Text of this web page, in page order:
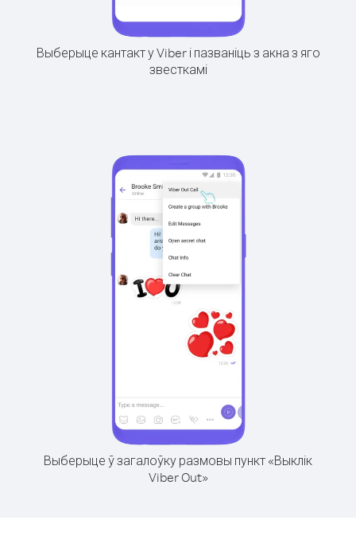
Выберыце кантакт у Viber і пазваніць з акна з яго
звесткамі
Выберыце ў загалоўку размовы пункт «Выклік
Viber Out»